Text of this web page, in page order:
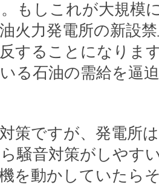
もしこれが大規模
火力発電所の新設
することになりま
る石油の需給を逼
策ですが、発電所
騒音対策がしやす
を動かしていたら